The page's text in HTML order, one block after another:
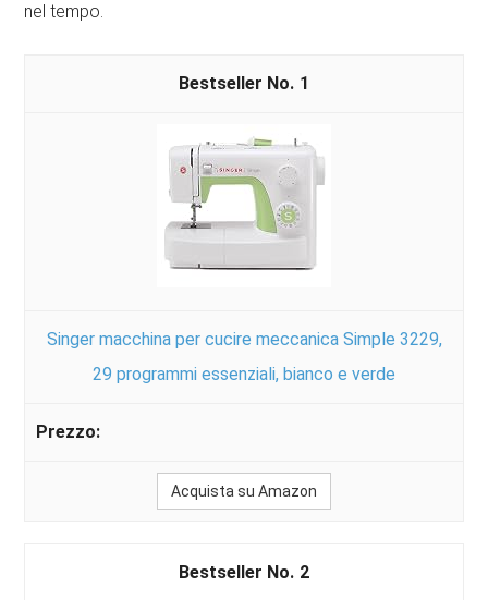
nel tempo.
1
Singer macchina per cucire meccanica Simple 3229,
29 programmi essenziali, bianco e verde
Acquista su Amazon
2